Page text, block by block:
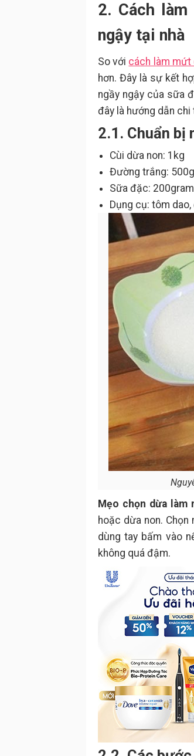
2. Cách
ngậy tại nhà
So với cách làm mứt
hơn. Đây là sự kết
ngầy ngậy của sữa
đây là hướng dẫn chi
2.1. Chuẩn bị
Cùi dừa non: 1kg
Đường trắng:
Sữa đặc: 200gram
Dụng cụ: tôm
Mẹo chọn dừa làm
hoặc dừa non.
dùng tay bấm vào
không quá đậm.